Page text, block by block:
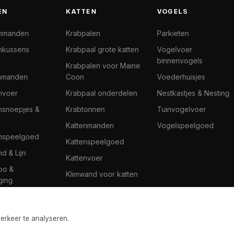
&
& Lijn
&
KATTEN
Krabpalen
Krabpaal grote katten
Krabpalen voor Maine
Coon
Krabpaal onderdelen
Krabtonnen
Kattenmanden
Kattenspeelgoed
Kattenvoer
Klimwand voor katten
VOGELS
Parkieten
Vogelvoer
binnenvogels
Voederhuisjes
Nestkastjes & Nesting
Tuinvogelvoer
Vogelspeelgoed
te analyseren.